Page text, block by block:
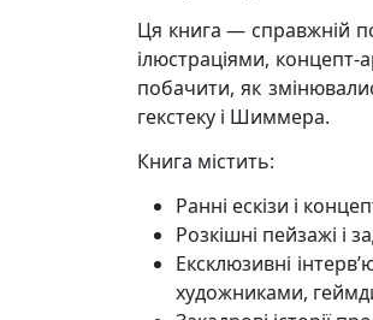
Ця книга — справжній
ілюстраціями, концепт-
побачити, як
гекстеку і Шиммера.
Книга містить:
Ранні ескізи і
Розкішні пейзажі і
Ексклюзивні
художниками,